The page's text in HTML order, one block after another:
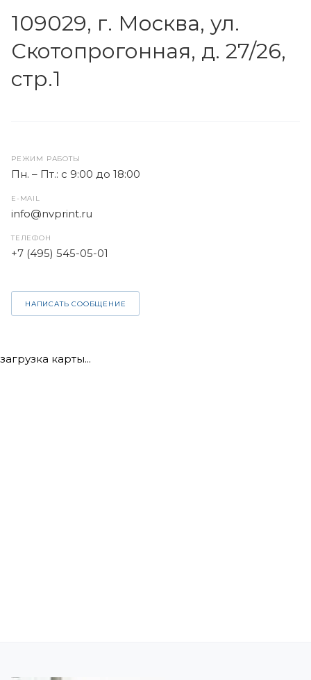
109029, г. Москва, ул.
Скотопрогонная, д. 27/26,
стр.1
РЕЖИМ РАБОТЫ
Пн. – Пт.: с 9:00 до 18:00
E-MAIL
info@nvprint.ru
ТЕЛЕФОН
+7 (495) 545-05-01
НАПИСАТЬ СООБЩЕНИЕ
загрузка карты...